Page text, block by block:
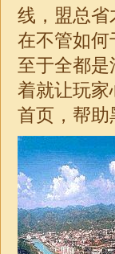
线，盟总
在不管如
至于全都
着就让玩
首页，帮